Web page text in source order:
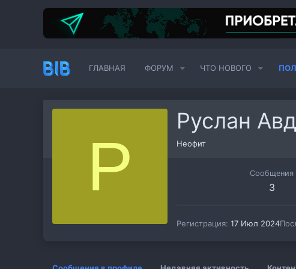
ГЛАВНАЯ ФОРУМ ЧТО НОВОГО
Р
Руслан
Неофит
Сообщения
3
Регистрация 17 Июл 2024